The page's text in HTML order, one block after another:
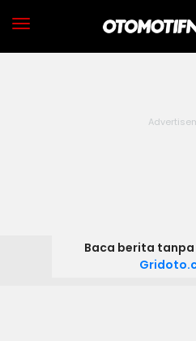
Baca berita tanpa